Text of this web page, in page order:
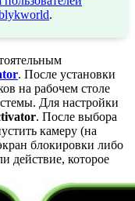
.
. После установки
на рабочем столе
Для настройки
. После выбора
камеру (на
блокировки либо
действие, которое